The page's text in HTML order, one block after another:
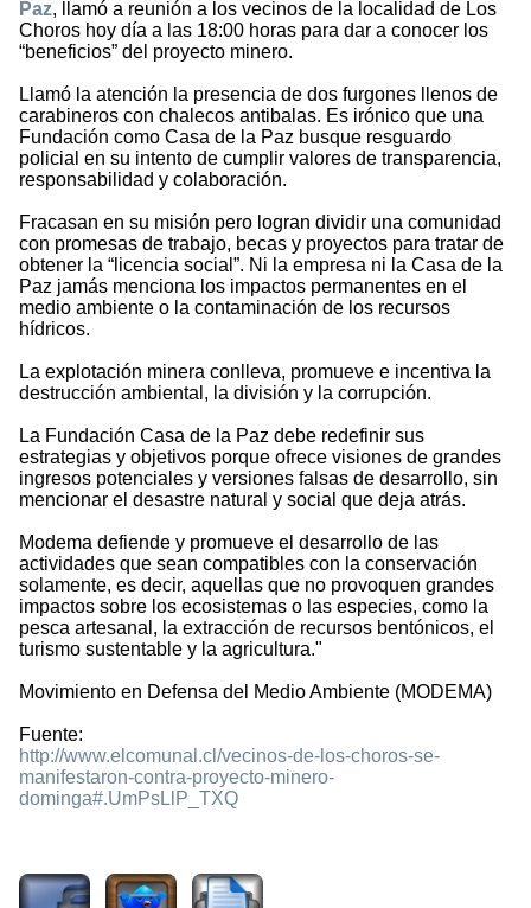
Paz, llamó a reunión a los vecinos de la localidad de Los
Choros hoy día a las 18:00 horas para dar a conocer los
“beneficios” del proyecto minero.
Llamó la atención la presencia de dos furgones llenos de
carabineros con chalecos antibalas. Es irónico que una
Fundación como Casa de la Paz busque resguardo
policial en su intento de cumplir valores de transparencia,
responsabilidad y colaboración.
Fracasan en su misión pero logran dividir una comunidad
con promesas de trabajo, becas y proyectos para tratar de
obtener la “licencia social”. Ni la empresa ni la Casa de la
Paz jamás menciona los impactos permanentes en el
medio ambiente o la contaminación de los recursos
hídricos.
La explotación minera conlleva, promueve e incentiva la
destrucción ambiental, la división y la corrupción.
La Fundación Casa de la Paz debe redefinir sus
estrategias y objetivos porque ofrece visiones de grandes
ingresos potenciales y versiones falsas de desarrollo, sin
mencionar el desastre natural y social que deja atrás.
Modema defiende y promueve el desarrollo de las
actividades que sean compatibles con la conservación
solamente, es decir, aquellas que no provoquen grandes
impactos sobre los ecosistemas o las especies, como la
pesca artesanal, la extracción de recursos bentónicos, el
turismo sustentable y la agricultura."
Movimiento en Defensa del Medio Ambiente (MODEMA)
Fuente:
http://www.elcomunal.cl/vecinos-de-los-choros-se-
manifestaron-contra-proyecto-minero-
dominga#.UmPsLlP_TXQ